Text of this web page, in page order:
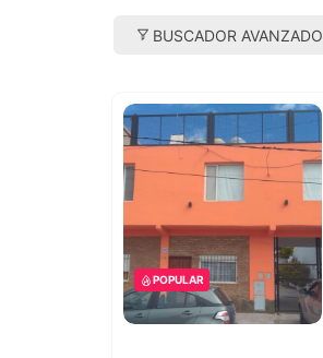
BUSCADOR AVANZADO
POPULAR